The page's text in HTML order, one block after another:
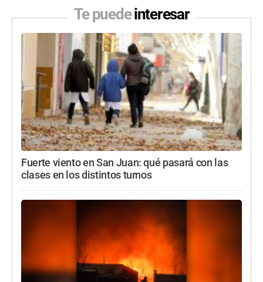
Te puedeinteresar
Fuerte viento en San Juan: qué pasará con las
clases en los distintos turnos